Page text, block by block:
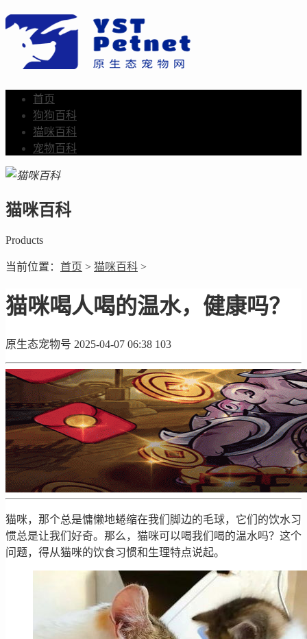
首页
狗狗百科
猫咪百科
宠物百科
猫咪百科
Products
当前位置： 首页 > 猫咪百科 >
猫咪喝人喝的温水，健康吗？
原生态宠物号 2025-04-07 06:38 103
猫咪，那个总是慵懒地蜷缩在我们脚边的毛球，它们的饮水习
惯总是让我们好奇。那么，猫咪可以喝我们喝的温水吗？这个
问题，得从猫咪的饮食习惯和生理特点说起。